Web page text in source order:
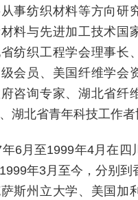
纺织材料等方向研
料与先进加工技术国
纺织工程学会理事长
会员、美国纤维学会
咨询专家、湖北省纤
湖北省青年科技工作者
月至1999年4月在四
年3月至今，分别到
斯州立大学、美国加